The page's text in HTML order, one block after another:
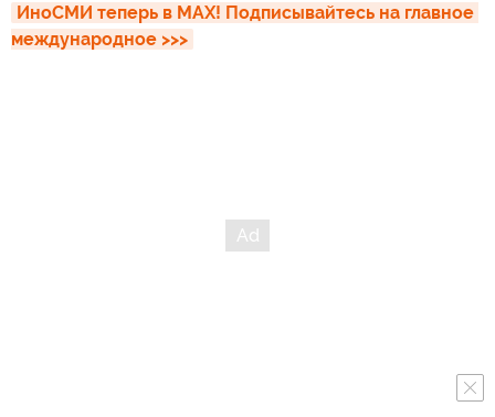
ИноСМИ теперь в MAX! Подписывайтесь на главное
международное >>>